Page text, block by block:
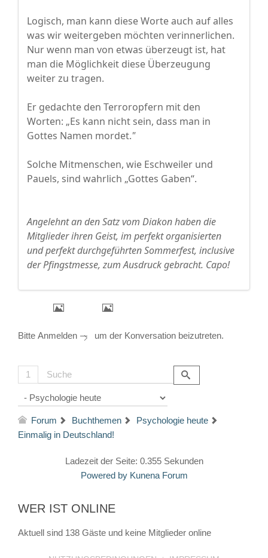
Logisch, man kann diese Worte auch auf alles
was wir weitergeben möchten verinnerlichen.
Nur wenn man von etwas überzeugt ist, hat
man die Möglichkeit diese Überzeugung
weiter zu tragen.
Er gedachte den Terroropfern mit den
Worten: „Es kann nicht sein, dass man in
Gottes Namen mordet."
Solche Mitmenschen, wie Eschweiler und
Pauels, sind wahrlich „Gottes Gaben“.
Angelehnt an den Satz vom Diakon haben die
Mitglieder ihren Geist, im perfekt organisierten
und perfekt durchgeführten Sommerfest, inclusive
der Pfingstmesse, zum Ausdruck gebracht. Capo!
Bitte Anmelden um der Konversation beizutreten.
1
Forum Buchthemen
Psychologie heute
Einmalig in Deutschland!
Ladezeit der Seite: 0.355 Sekunden
Powered by Kunena Forum
WER IST ONLINE
Aktuell sind 138 Gäste und keine Mitglieder online